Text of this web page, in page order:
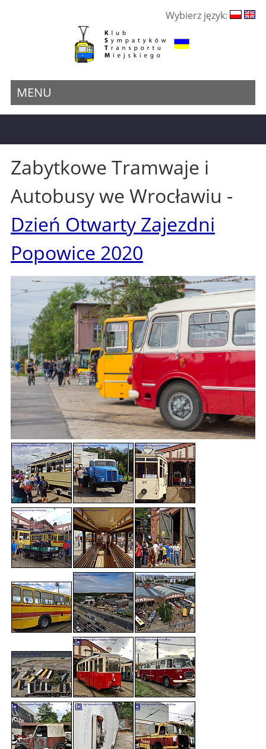
Wybierz język:
MENU
Zabytkowe Tramwaje i
Autobusy we Wrocławiu -
Dzień Otwarty Zajezdni
Popowice 2020